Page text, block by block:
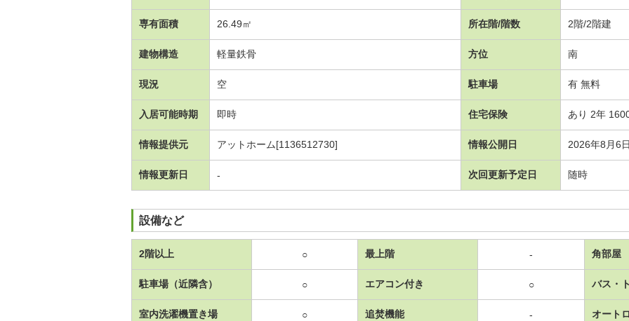
専有面積 26.49㎡ 所在階/階数 2階/2階建
建物構造 軽量鉄骨 方位 南
現況 空 駐車場 有 無料
入居可能時期 即時 住宅保険 あり 2年
情報提供元 アットホーム[1136512730] 情報公開日 2026年8月6日
情報更新日 - 次回更新予定日 随時
設備など
2階以上 ○ 最上階 - 角部屋
駐車場（近隣含） ○ エアコン付き ○ バス・
室内洗濯機置き場 ○ 追焚機能 - オート